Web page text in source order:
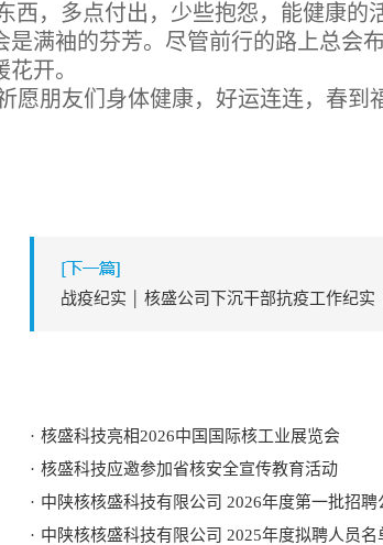
西，多点付出，少些抱怨，能健康的
满袖的芬芳。尽管前行的路上总会
开。
愿朋友们身体健康，好运连连，春到
战疫纪实 ￨ 核盛公司下沉干部抗疫工作纪实
核盛科技亮相2026中国国际核工业展览会
核盛科技应邀参加省核安全宣传教育活动
中陕核核盛科技有限公司 2026年度第一批招聘
中陕核核盛科技有限公司 2025年度拟聘人员名